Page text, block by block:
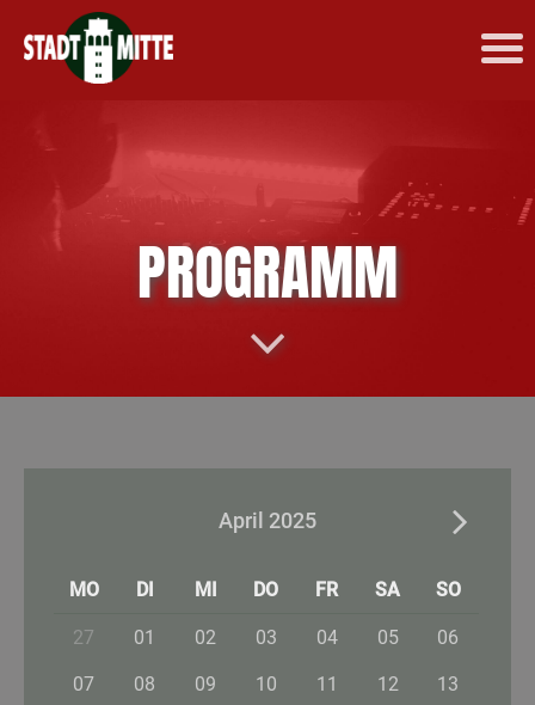
PROGRAMM
April 2025
MO DI MI DO FR SA SO
27 01 02 03 04 05 06
07 08 09 10 11 12 13